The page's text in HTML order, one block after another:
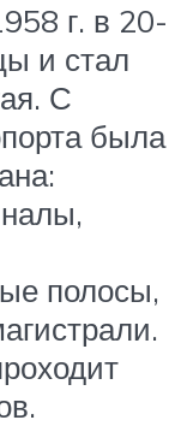
г. в 20-
и стал
С
была
полосы,